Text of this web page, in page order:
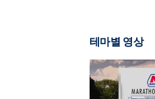
테마별 영상